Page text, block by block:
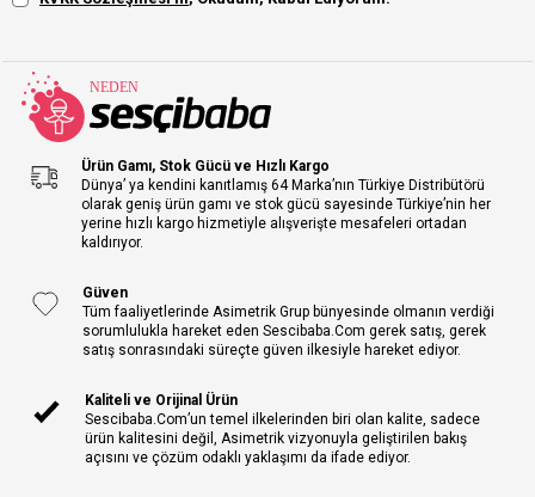
Ürün Gamı, Stok Gücü ve Hızlı Kargo
Dünya’ ya kendini kanıtlamış 64 Marka’nın Türkiye Distribütörü
olarak geniş ürün gamı ve stok gücü sayesinde Türkiye’nin her
yerine hızlı kargo hizmetiyle alışverişte mesafeleri ortadan
kaldırıyor.
Güven
Tüm faaliyetlerinde Asimetrik Grup bünyesinde olmanın verdiği
sorumlulukla hareket eden Sescibaba.Com gerek satış, gerek
satış sonrasındaki süreçte güven ilkesiyle hareket ediyor.
Kaliteli ve Orijinal Ürün
Sescibaba.Com’un temel ilkelerinden biri olan kalite, sadece
ürün kalitesini değil, Asimetrik vizyonuyla geliştirilen bakış
açısını ve çözüm odaklı yaklaşımı da ifade ediyor.